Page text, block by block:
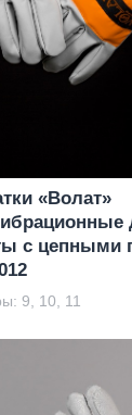
«Волат»
с цепными
9, 10, 11